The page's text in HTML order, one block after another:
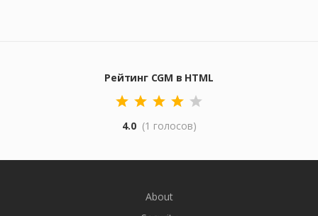
Рейтинг CGM в HTML
4.0 (1 голосов)
About